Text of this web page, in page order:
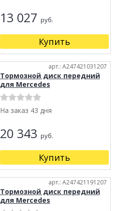
13 027 руб.
Купить
арт.: A247421031207
Тормозной диск передний
для Mercedes
На заказ 43 дня
20 343 руб.
Купить
арт.: A247421191207
Тормозной диск передний
для Mercedes